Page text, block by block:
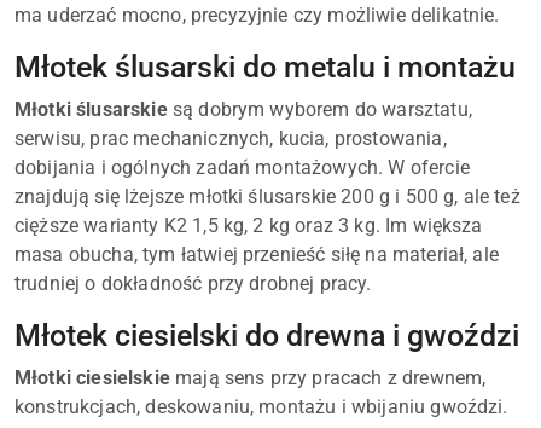
ma uderzać mocno, precyzyjnie czy możliwie delikatnie.
Młotek ślusarski do metalu i montażu
Młotki ślusarskiesą dobrym wyborem do warsztatu,
serwisu, prac mechanicznych, kucia, prostowania,
dobijania i ogólnych zadań montażowych. W ofercie
znajdują się lżejsze młotki ślusarskie 200 g i 500 g, ale też
cięższe warianty K2 1,5 kg, 2 kg oraz 3 kg. Im większa
masa obucha, tym łatwiej przenieść siłę na materiał, ale
trudniej o dokładność przy drobnej pracy.
Młotek ciesielski do drewna i gwoździ
Młotki ciesielskiemają sens przy pracach z drewnem,
konstrukcjach, deskowaniu, montażu i wbijaniu gwoździ.